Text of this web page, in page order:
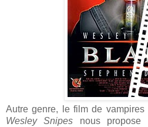
Autre genre, le film de vampires
Wesley Snipes nous propose